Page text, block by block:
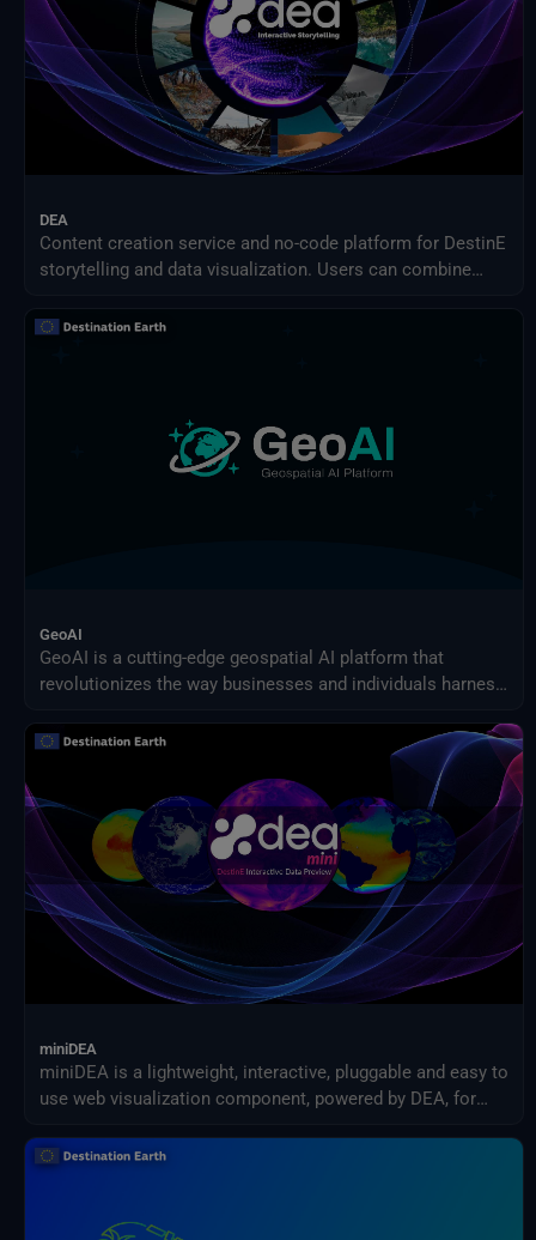
DEA
Content creation service and no-code platform for DestinE
storytelling and data visualization. Users can combine
visualizations with the community in a simple way.
GeoAI
GeoAI is a cutting-edge geospatial AI platform that
revolutionizes the way businesses and individuals harness
Effortlessly design and implement your custom AI-driven
miniDEA
miniDEA is a lightweight, interactive, pluggable and easy to
use web visualization component, powered by DEA, for